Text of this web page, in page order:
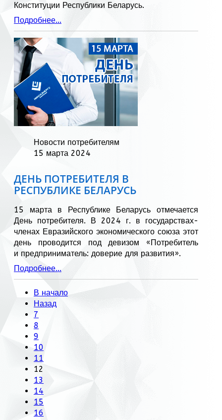
Конституции Республики Беларусь.
Подробнее...
Новости потребителям
15 марта 2024
ДЕНЬ ПОТРЕБИТЕЛЯ В
РЕСПУБЛИКЕ БЕЛАРУСЬ
15 марта в Республике Беларусь отмечается
День потребителя. В 2024 г. в государствах-
членах Евразийского экономического союза этот
день проводится под девизом «Потребитель
и предприниматель: доверие для развития».
Подробнее...
В начало
Назад
7
8
9
10
11
12
13
14
15
16